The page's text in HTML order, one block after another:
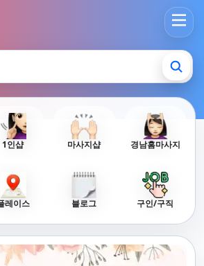
사이트 부산마사지 부산홈타이 부산출
1인샵 마사지샵 경남홈마사지
레이스 블로그 구인/구직